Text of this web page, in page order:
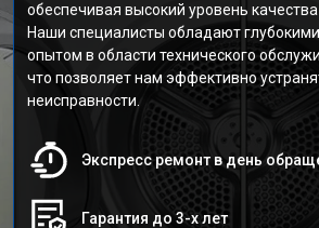
обеспечивая высокий уровень
Наши специалисты обладают
опытом в области технического
что позволяет нам эффективно
неисправности.
Экспресс ремонт в день
Гарантия до 3-х лет